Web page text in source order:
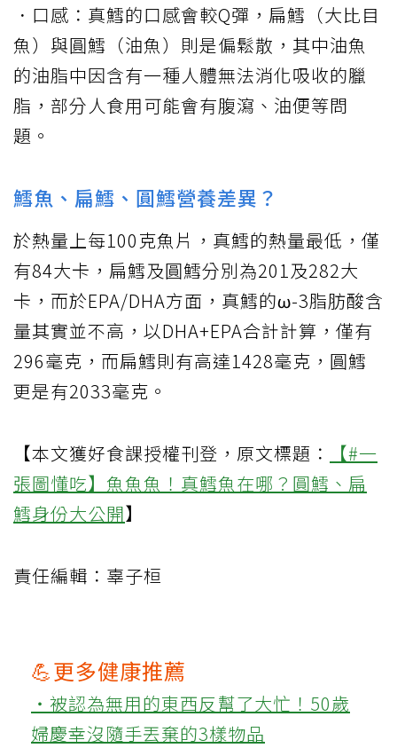
．口感：真鱈的口感會較Q彈，扁鱈（大比目
魚）與圓鱈（油魚）則是偏鬆散，其中油魚
的油脂中因含有一種人體無法消化吸收的臘
脂，部分人食用可能會有腹瀉、油便等問
題。
鱈魚、扁鱈、圓鱈營養差異？
於熱量上每100克魚片，真鱈的熱量最低，僅
有84大卡，扁鱈及圓鱈分別為201及282大
卡，而於EPA/DHA方面，真鱈的ω-3脂肪酸含
量其實並不高，以DHA+EPA合計計算，僅有
296毫克，而扁鱈則有高達1428毫克，圓鱈
更是有2033毫克。
【本文獲好食課授權刊登，原文標題：
【#一
張圖懂吃】魚魚魚！真鱈魚在哪？圓鱈、扁
鱈身份大公開】
責任編輯：辜子桓
💪更多健康推薦
‧被認為無用的東西反幫了大忙！50歲
婦慶幸沒隨手丟棄的3樣物品